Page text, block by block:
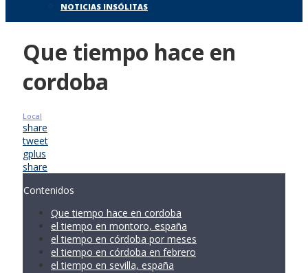
NOTICIAS INSÓLITAS
Que tiempo hace en
cordoba
Local
share
tweet
gplus
share
Contenidos
Que tiempo hace en cordoba
el tiempo en montoro, españa
el tiempo en córdoba por meses
el tiempo en córdoba en febrero
el tiempo en sevilla, españa